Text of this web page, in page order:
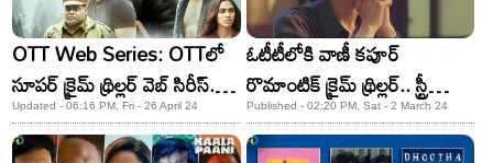
OTT Web Series: OTTలో
సూపర్ క్రైమ్ థ్రిల్లర్ వెబ్ సిరీస్..
క్షణ క్షణం వెన్నులో వణుకు పక్కా!
Updated - 06:16 PM, Fri - 26 April 24
ఓటీటీలోకి వాణీ కపూర్‌
రొమాంటిక్‌ క్రైమ్‌ థ్రిల్లర్‌.. స్ట్రీమింగ్‌
ఎక్కడంటే?
Published - 02:20 PM, Sat - 2 March 24